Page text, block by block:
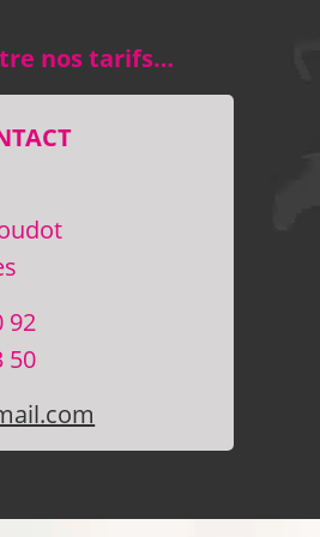
nos tarifs…
92
50